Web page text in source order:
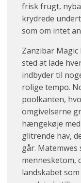
frisk frugt,
krydrede
som om intet
Zanzibar
sted at lade
indbyder til
rolige tempo.
poolkanten,
omgivelserne
hængekøje
glitrende hav,
går.
mennesketom,
landskabet